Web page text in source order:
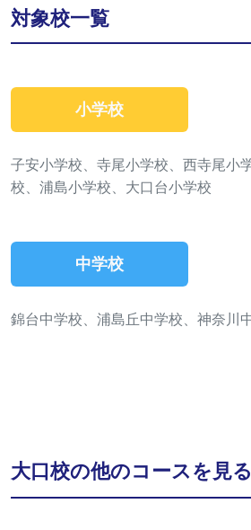
対象校一覧
小学校
子安小学校、寺尾小学校、西寺尾小
校、浦島小学校、大口台小学校
中学校
錦台中学校、浦島丘中学校、神奈川
大口校の他のコースを見る